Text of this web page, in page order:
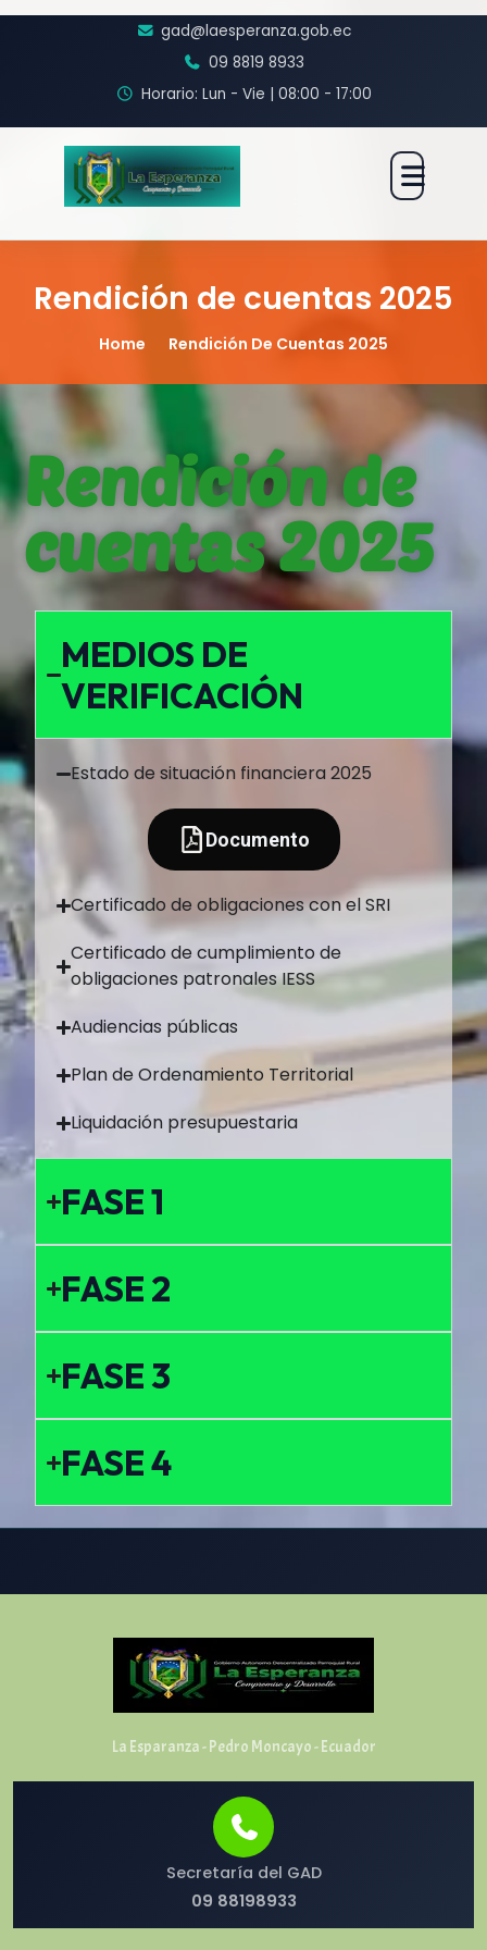
gad@laesperanza.gob.ec
09 8819 8933
Horario: Lun - Vie | 08:00 - 17:00
Rendición de cuentas 2025
Home Rendición De Cuentas 2025
Rendición de
cuentas 2025
MEDIOS DE
VERIFICACIÓN
Estado de situación financiera 2025
Documento
Certificado de obligaciones con el SRI
Certificado de cumplimiento de
obligaciones patronales IESS
Audiencias públicas
Plan de Ordenamiento Territorial
Liquidación presupuestaria
FASE 1
FASE 2
FASE 3
FASE 4
La Esparanza - Pedro Moncayo - Ecuador
Secretaría del GAD
09 88198933